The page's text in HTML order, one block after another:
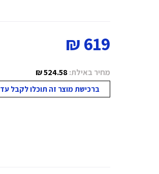
619 ₪
מחיר באילת:524.58 ₪
ברכישת מוצר זה תוכלו לקבל עד 619 נקודות מועדון!